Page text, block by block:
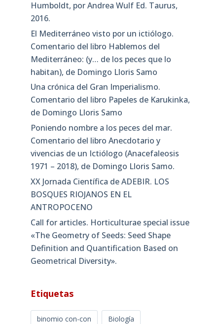
Humboldt, por Andrea Wulf Ed. Taurus,
2016.
El Mediterráneo visto por un ictiólogo.
Comentario del libro Hablemos del
Mediterráneo: (y… de los peces que lo
habitan), de Domingo Lloris Samo
Una crónica del Gran Imperialismo.
Comentario del libro Papeles de Karukinka,
de Domingo Lloris Samo
Poniendo nombre a los peces del mar.
Comentario del libro Anecdotario y
vivencias de un Ictiólogo (Anacefaleosis
1971 – 2018), de Domingo Lloris Samo.
XX Jornada Científica de ADEBIR. LOS
BOSQUES RIOJANOS EN EL
ANTROPOCENO
Call for articles. Horticulturae special issue
«The Geometry of Seeds: Seed Shape
Definition and Quantification Based on
Geometrical Diversity»​.
Etiquetas
binomio con-con Biología